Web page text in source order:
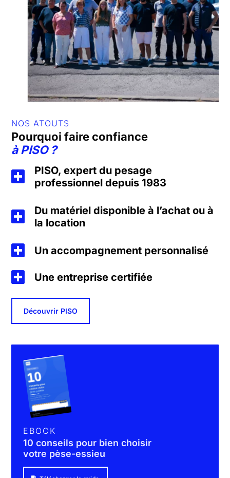
NOS ATOUTS
Pourquoi faire confiance
àPISO?
PISO, expert du pesage
professionnel depuis 1983
Du matériel disponible à l’achat ou à
la location
Un accompagnement personnalisé
Une entreprise certifiée
Découvrir PISO
EBOOK
10 conseils pour bien choisir
votre pèse-essieu